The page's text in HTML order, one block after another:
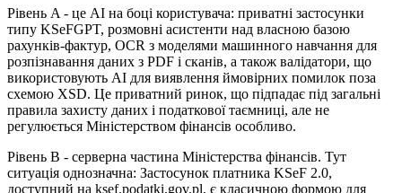
Рівень A - це AI на боці користувача: приватні застосунки
типу KSeFGPT, розмовні асистенти над власною базою
рахунків-фактур, OCR з моделями машинного навчання для
розпізнавання даних з PDF і сканів, а також валідатори, що
використовують AI для виявлення ймовірних помилок поза
схемою XSD. Це приватний ринок, що підпадає під загальні
правила захисту даних і податкової таємниці, але не
регулюється Міністерством фінансів особливо.
Рівень B - серверна частина Міністерства фінансів. Тут
ситуація однозначна: Застосунок платника KSeF 2.0,
доступний на ksef.podatki.gov.pl, є класичною формою для